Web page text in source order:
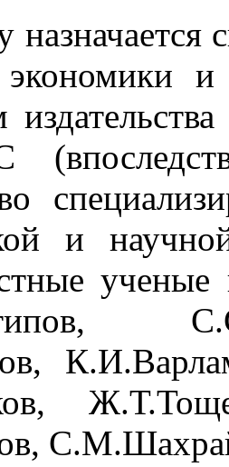
экономики
и